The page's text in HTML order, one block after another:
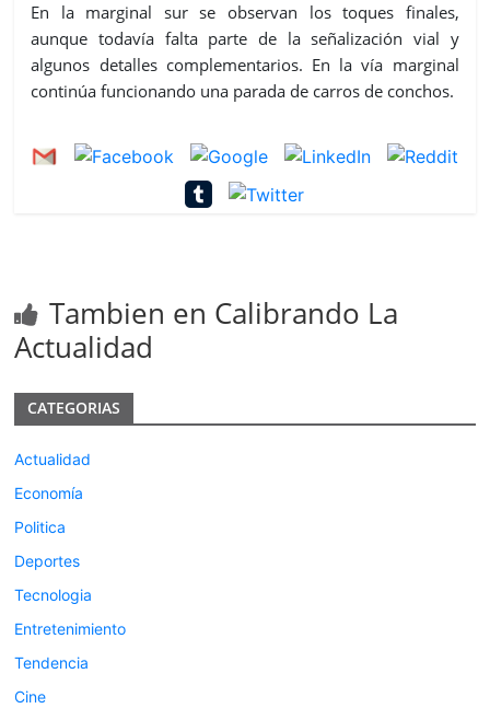
En la marginal sur se observan los toques finales,
aunque todavía falta parte de la señalización vial y
algunos detalles complementarios. En la vía marginal
continúa funcionando una parada de carros de conchos.
Tambien en Calibrando La
Actualidad
CATEGORIAS
Actualidad
Economía
Politica
Deportes
Tecnologia
Entretenimiento
Tendencia
Cine